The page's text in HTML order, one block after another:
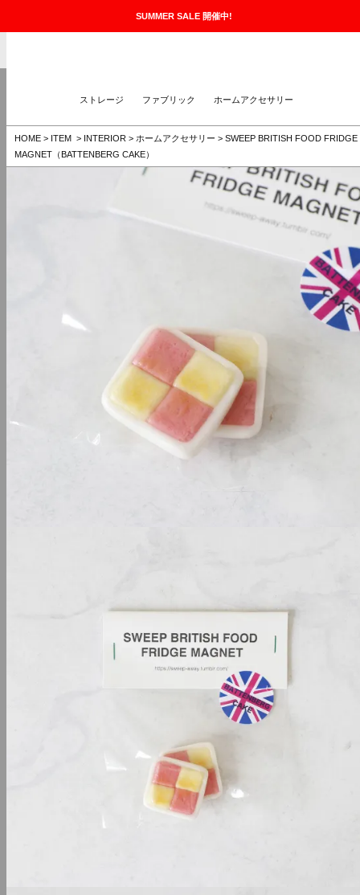
SUMMER SALE 開催中!
ストレージ ファブリック ホームアクセサリー
HOME > ITEM > INTERIOR > ホームアクセサリー > SWEEP BRITISH FOOD FRIDGE
MAGNET（BATTENBERG CAKE）